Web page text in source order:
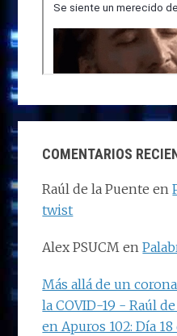
COMENTARIOS
Raúl de la Puente en
twist
Alex PSUCM en
Más allá de un
la COVID-19 - Raúl
en Apuros 102: Día